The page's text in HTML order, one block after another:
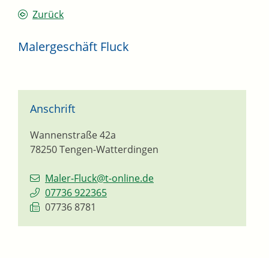
Zurück
Malergeschäft Fluck
Anschrift
Wannenstraße 42a
78250Tengen-Watterdingen
Maler-Fluck@t-online.de
07736 922365
07736 8781